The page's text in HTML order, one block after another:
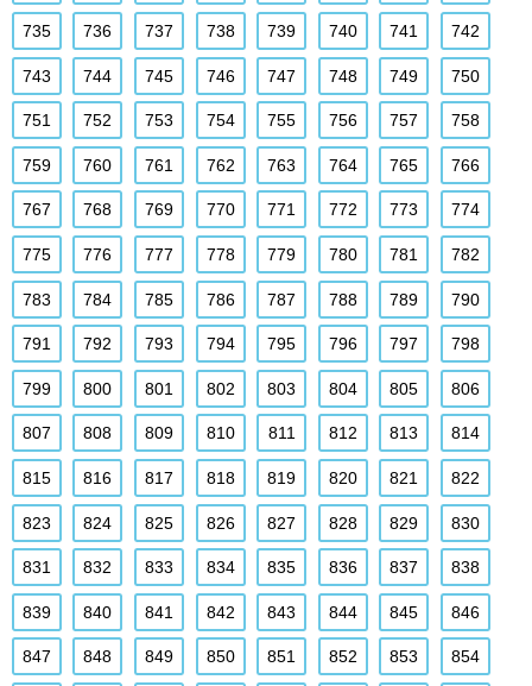
735 736 737 738 739 740 741 742
743 744 745 746 747 748 749 750
751 752 753 754 755 756 757 758
759 760 761 762 763 764 765 766
767 768 769 770 771 772 773 774
775 776 777 778 779 780 781 782
783 784 785 786 787 788 789 790
791 792 793 794 795 796 797 798
799 800 801 802 803 804 805 806
807 808 809 810 811 812 813 814
815 816 817 818 819 820 821 822
823 824 825 826 827 828 829 830
831 832 833 834 835 836 837 838
839 840 841 842 843 844 845 846
847 848 849 850 851 852 853 854